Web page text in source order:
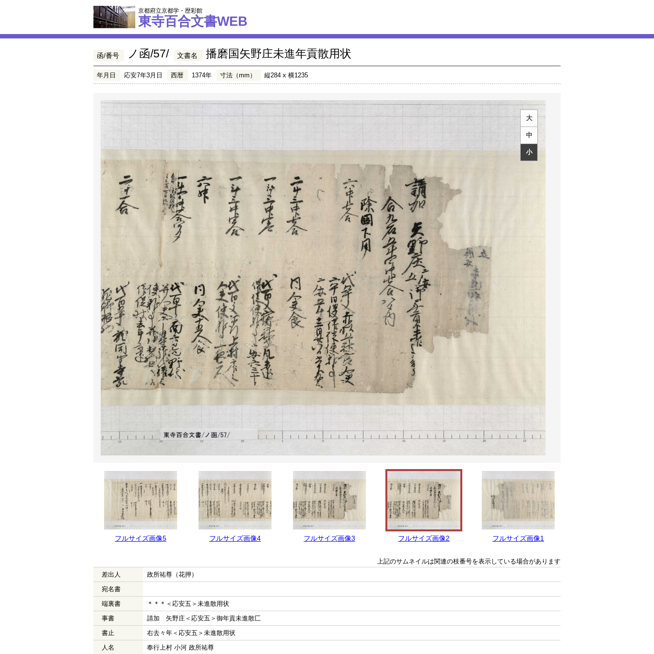
京都府立京都学・歴彩館
東寺百合文書WEB
函/番号 ノ函/57/ 文書名 播磨国矢野庄未進年貢散用状
年月日 応安7年3月日 西暦 1374年 寸法（mm） 縦284 x 横1235
大
中
小
フルサイズ画像5 フルサイズ画像4 フルサイズ画像3 フルサイズ画像2 フルサイズ画像1
上記のサムネイルは関連の枝番号を表示している場合があります
差出人
政所祐尊（花押）
宛名書
端裏書
＊＊＊＜応安五＞未進散用状
事書
請加 矢野庄＜応安五＞御年貢未進散匚
書止
右去々年＜応安五＞未進散用状
人名
奉行上村 小河 政所祐尊